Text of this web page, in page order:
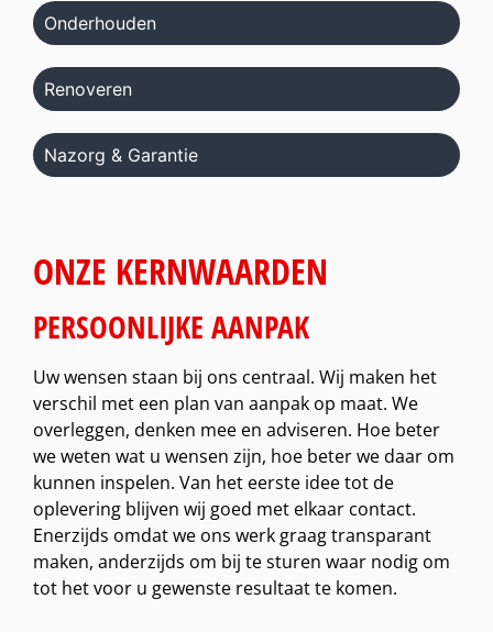
Onderhouden
Renoveren
Nazorg & Garantie
ONZE KERNWAARDEN
PERSOONLIJKE AANPAK
Uw wensen staan bij ons centraal. Wij maken het
verschil met een plan van aanpak op maat. We
overleggen, denken mee en adviseren. Hoe beter
we weten wat u wensen zijn, hoe beter we daar om
kunnen inspelen. Van het eerste idee tot de
oplevering blijven wij goed met elkaar contact.
Enerzijds omdat we ons werk graag transparant
maken, anderzijds om bij te sturen waar nodig om
tot het voor u gewenste resultaat te komen.